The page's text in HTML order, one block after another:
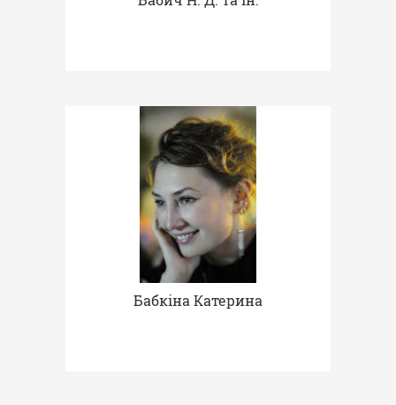
Бабкіна Катерина